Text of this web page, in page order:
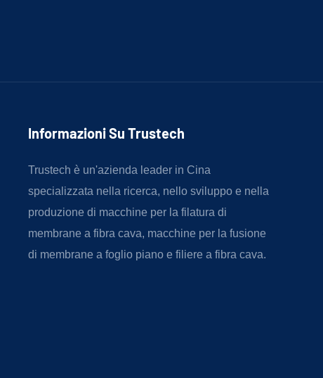
Informazioni Su Trustech
Trustech è un'azienda leader in Cina
specializzata nella ricerca, nello sviluppo e nella
produzione di macchine per la filatura di
membrane a fibra cava, macchine per la fusione
di membrane a foglio piano e filiere a fibra cava.